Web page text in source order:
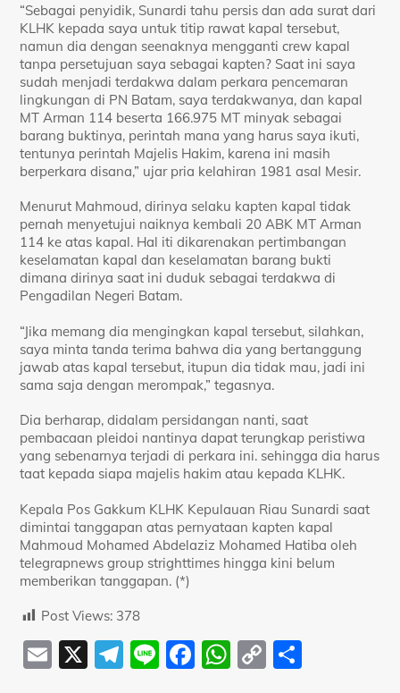
“Sebagai penyidik, Sunardi tahu persis dan ada surat dari
KLHK kepada saya untuk titip rawat kapal tersebut,
namun dia dengan seenaknya mengganti crew kapal
tanpa persetujuan saya sebagai kapten? Saat ini saya
sudah menjadi terdakwa dalam perkara pencemaran
lingkungan di PN Batam, saya terdakwanya, dan kapal
MT Arman 114 beserta 166.975 MT minyak sebagai
barang buktinya, perintah mana yang harus saya ikuti,
tentunya perintah Majelis Hakim, karena ini masih
berperkara disana,” ujar pria kelahiran 1981 asal Mesir.
Menurut Mahmoud, dirinya selaku kapten kapal tidak
pernah menyetujui naiknya kembali 20 ABK MT Arman
114 ke atas kapal. Hal iti dikarenakan pertimbangan
keselamatan kapal dan keselamatan barang bukti
dimana dirinya saat ini duduk sebagai terdakwa di
Pengadilan Negeri Batam.
“Jika memang dia mengingkan kapal tersebut, silahkan,
saya minta tanda terima bahwa dia yang bertanggung
jawab atas kapal tersebut, itupun dia tidak mau, jadi ini
sama saja dengan merompak,” tegasnya.
Dia berharap, didalam persidangan nanti, saat
pembacaan pleidoi nantinya dapat terungkap peristiwa
yang sebenarnya terjadi di perkara ini. sehingga dia harus
taat kepada siapa majelis hakim atau kepada KLHK.
Kepala Pos Gakkum KLHK Kepulauan Riau Sunardi saat
dimintai tanggapan atas pernyataan kapten kapal
Mahmoud Mohamed Abdelaziz Mohamed Hatiba oleh
telegrapnews group strighttimes hingga kini belum
memberikan tanggapan. (*)
Post Views: 378
E
X
T
Li F
W C